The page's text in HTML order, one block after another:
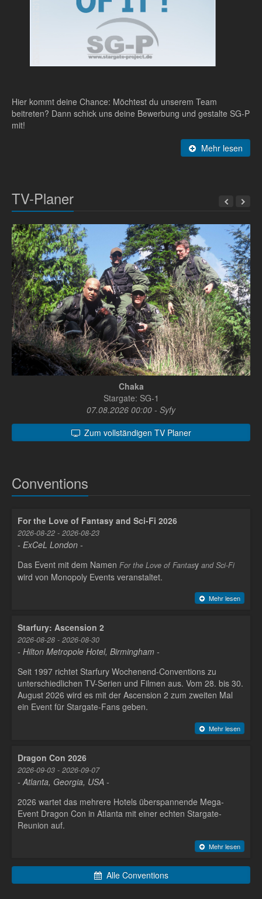
Hier kommt deine Chance: Möchtest du unserem Team
beitreten? Dann schick uns deine Bewerbung und gestalte SG-P
mit!
Mehr lesen
TV-Planer
Chaka
Stargate: SG-1
07.08.2026 00:00 - Syfy
Zum vollständigen TV Planer
Conventions
For the Love of Fantasy and Sci-Fi 2026
2026-08-22 - 2026-08-23
- ExCeL London -
Das Event mit dem Namen For the Love of Fantasy and Sci-Fi
wird von Monopoly Events veranstaltet.
Mehr lesen
Starfury: Ascension 2
2026-08-28 - 2026-08-30
- Hilton Metropole Hotel, Birmingham -
Seit 1997 richtet Starfury Wochenend-Conventions zu
unterschiedlichen TV-Serien und Filmen aus. Vom 28. bis 30.
August 2026 wird es mit der Ascension 2 zum zweiten Mal
ein Event für Stargate-Fans geben.
Mehr lesen
Dragon Con 2026
2026-09-03 - 2026-09-07
- Atlanta, Georgia, USA -
2026 wartet das mehrere Hotels überspannende Mega-
Event Dragon Con in Atlanta mit einer echten Stargate-
Reunion auf.
Mehr lesen
Alle Conventions